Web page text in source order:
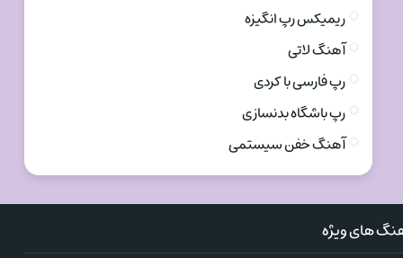
ریمیکس رپ انگیزه
آهنگ لاتی
رپ فارسی با کردی
رپ باشگاه بدنسازی
آهنگ خفن سیستمی
های ویژه